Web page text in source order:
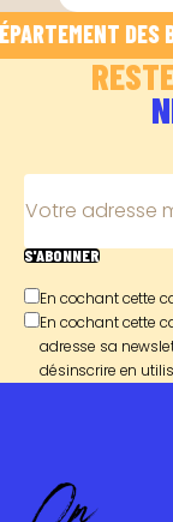
DES
Votre adresse
S'ABONNER
En cochant cette
En cochant cette
adresse sa
désinscrire en